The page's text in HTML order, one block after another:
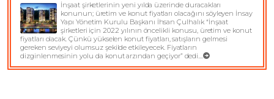
İnşaat şirketlerinin yeni yılda üzerinde duracakları
konunun; üretim ve konut fiyatları olacağını söyleyen İnsay
Yapı Yönetim Kurulu Başkanı İhsan Çulhalık “İnşaat
şirketleri için 2022 yılının öncelikli konusu, üretim ve konut
fiyatları olacak. Çünkü yükselen konut fiyatları, satışların gelmesi
gereken seviyeyi olumsuz şekilde etkileyecek. Fiyatların
dizginlenmesinin yolu da konut arzından geçiyor” dedi....